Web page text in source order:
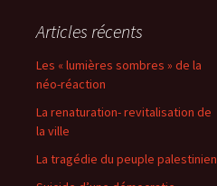
Articles récents
Les « lumières sombres » de la
néo-réaction
La renaturation- revitalisation de
la ville
La tragédie du peuple palestinien